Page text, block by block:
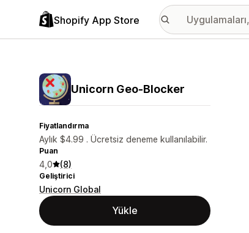
Shopify App Store
Unicorn Geo‑Blocker
Fiyatlandırma
Aylık $4.99 . Ücretsiz deneme kullanılabilir.
Puan
4,0 (8)
Geliştirici
Unicorn Global
Yükle